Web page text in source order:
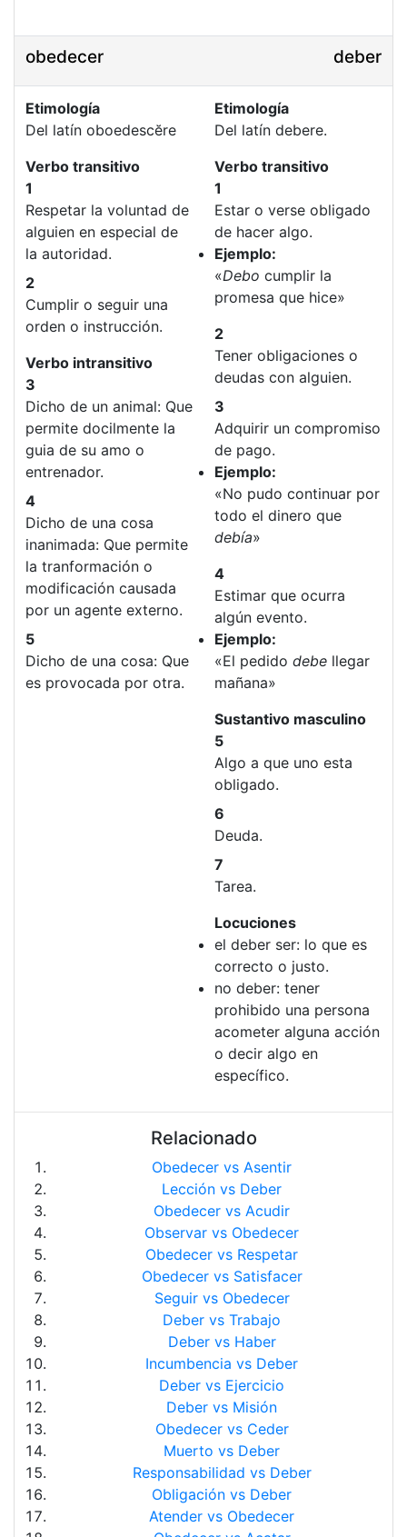
obedecer deber
Etimología
Del latín oboedescĕre
Verbo transitivo
1
Respetar la voluntad de
alguien en especial de
la autoridad.
2
Cumplir o seguir una
orden o instrucción.
Verbo intransitivo
3
Dicho de un animal: Que
permite docilmente la
guia de su amo o
entrenador.
4
Dicho de una cosa
inanimada: Que permite
la tranformación o
modificación causada
por un agente externo.
5
Dicho de una cosa: Que
es provocada por otra.
Etimología
Del latín debere.
Verbo transitivo
1
Estar o verse obligado
de hacer algo.
Ejemplo:
«Debo cumplir la
promesa que hice»
2
Tener obligaciones o
deudas con alguien.
3
Adquirir un compromiso
de pago.
Ejemplo:
«No pudo continuar por
todo el dinero que
debía»
4
Estimar que ocurra
algún evento.
Ejemplo:
«El pedido debe llegar
mañana»
Sustantivo masculino
5
Algo a que uno esta
obligado.
6
Deuda.
7
Tarea.
Locuciones
el deber ser: lo que es
correcto o justo.
no deber: tener
prohibido una persona
acometer alguna acción
o decir algo en
específico.
Relacionado
Obedecer vs Asentir
Lección vs Deber
Obedecer vs Acudir
Observar vs Obedecer
Obedecer vs Respetar
Obedecer vs Satisfacer
Seguir vs Obedecer
Deber vs Trabajo
Deber vs Haber
Incumbencia vs Deber
Deber vs Ejercicio
Deber vs Misión
Obedecer vs Ceder
Muerto vs Deber
Responsabilidad vs Deber
Obligación vs Deber
Atender vs Obedecer